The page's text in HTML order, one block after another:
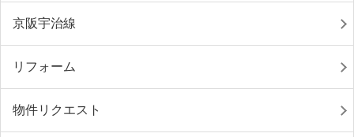
京阪宇治線
リフォーム
物件リクエスト